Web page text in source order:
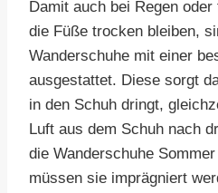
Damit auch bei Regen
die Füße trocken bleiben,
Wanderschuhe mit einer
ausgestattet. Diese sorgt
in den Schuh dringt,
Luft aus dem Schuh nach
die Wanderschuhe
müssen sie imprägniert